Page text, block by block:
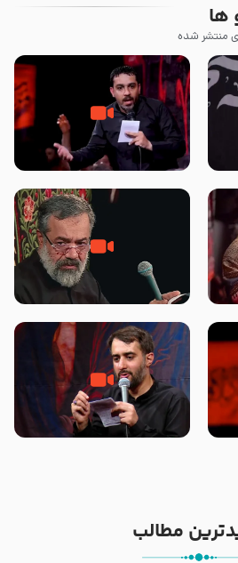
ها
منتشر شده
شور ، حسینا! به‌ حق زهرا «أُنْظُرْ
إِلَینا» – عزاداری شب هفتم ماه
مقدم – شب هشتم محرم 1448 –
مادر منم مثل تو خمیدم – حاج
محمود کریمی – شهادت حضرت
هیئت رایة العباس علیه السلام
من غلام نوکراتم من عاشق کربلاتم
– شور زمینه – شب هفتم – محرم
مطالب